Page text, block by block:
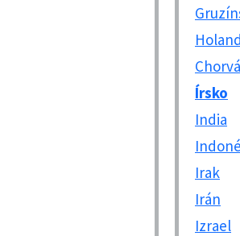
Írsko
India
Irak
Irán
Izrael